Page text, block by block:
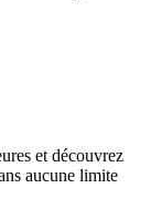
et découvrez
aucune limite